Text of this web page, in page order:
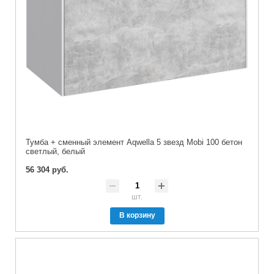
Тумба + сменный элемент Aqwella 5 звезд Mobi 100 бетон
светлый, белый
56 304 руб.
шт.
В корзину